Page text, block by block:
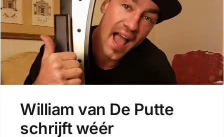
William van De Putte
schrijft wéér